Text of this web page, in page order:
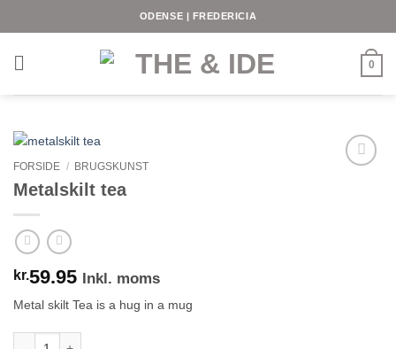
ODENSE | FREDERICIA
0
FORSIDE / BRUGSKUNST
Metalskilt tea
kr.59.95 Inkl. moms
Metal skilt Tea is a hug in a mug